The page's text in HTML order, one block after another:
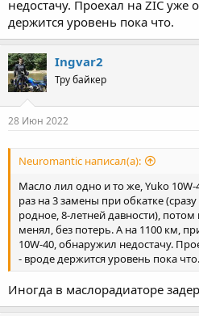
недостачу. Проехал на ZIC уже
держится уровень пока что.
Ingvar2
Тру байкер
28 Июн 2022
Neuromantic написал(а):
Масло лил одно и то же, Yuko
раз на 3 замены при обкатке
родное, 8-летней давности),
менял, без потерь. А на 1100 км,
10W-40, обнаружил недостачу.
- вроде держится уровень пока что.
Иногда в маслорадиаторе